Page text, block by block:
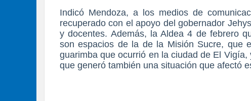
Indicó Mendoza, a los medios de
recuperado con el apoyo del gobernador
y docentes. Además, la Aldea 4 de febrero
son espacios de la de la Misión Sucre, que
guarimba que ocurrió en la ciudad de El
que generó también una situación que afectó